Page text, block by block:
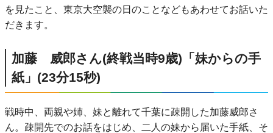
を見たこと、東京大空襲の日のことなどもあわせてお話いた
だきます。
加藤 威郎さん(終戦当時9歳)「妹からの手
紙」(23分15秒)
戦時中、両親や姉、妹と離れて千葉に疎開した加藤威郎さ
ん。疎開先でのお話をはじめ、二人の妹から届いた手紙、そ